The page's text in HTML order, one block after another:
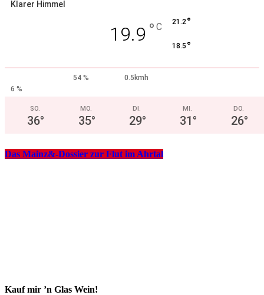
Klarer Himmel
19.9 ° C 21.2°
18.5 °
54 %
0.5kmh
6 %
SO.
36°
MO.
35°
DI.
29°
MI.
31°
DO.
26°
Das Mainz&-Dossier zur Flut im Ahrtal
Kauf mir ’n Glas Wein!